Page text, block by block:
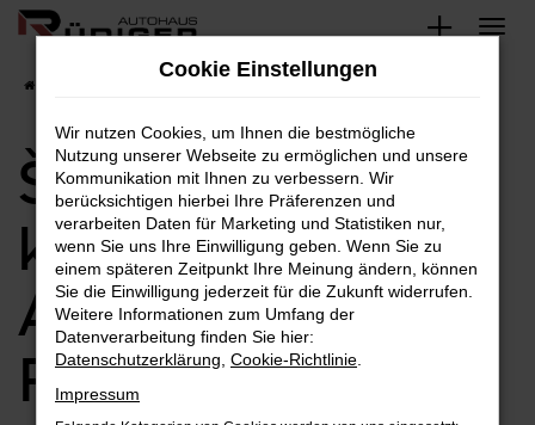
Zum
springen
Škoda Citigo kaufen bei AUTOHAUS RÜDIGER
Škoda Citigo
kaufen bei
AUTOHAUS
RÜDIGER
Cookie Einstellungen
Wir nutzen Cookies, um Ihnen die bestmögliche
Nutzung unserer Webseite zu ermöglichen und unsere
Kommunikation mit Ihnen zu verbessern. Wir
berücksichtigen hierbei Ihre Präferenzen und
verarbeiten Daten für Marketing und Statistiken nur,
wenn Sie uns Ihre Einwilligung geben. Wenn Sie zu
einem späteren Zeitpunkt Ihre Meinung ändern, können
Sie die Einwilligung jederzeit für die Zukunft widerrufen.
Weitere Informationen zum Umfang der
Datenverarbeitung finden Sie hier:
Datenschutzerklärung Cookie-Richtlinie
Impressum